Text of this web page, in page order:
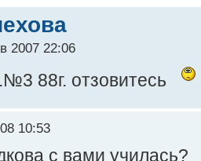
2007 22:06
88г. отзовитесь
10:53
с вами училась?